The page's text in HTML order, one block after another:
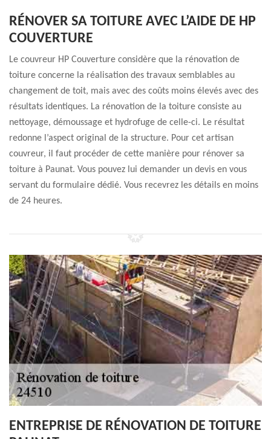
RÉNOVER SA TOITURE AVEC L’AIDE DE HP
COUVERTURE
Le couvreur HP Couverture considère que la rénovation de
toiture concerne la réalisation des travaux semblables au
changement de toit, mais avec des coûts moins élevés avec des
résultats identiques. La rénovation de la toiture consiste au
nettoyage, démoussage et hydrofuge de celle-ci. Le résultat
redonne l’aspect original de la structure. Pour cet artisan
couvreur, il faut procéder de cette manière pour rénover sa
toiture à Paunat. Vous pouvez lui demander un devis en vous
servant du formulaire dédié. Vous recevrez les détails en moins
de 24 heures.
ENTREPRISE DE RÉNOVATION DE TOITURE